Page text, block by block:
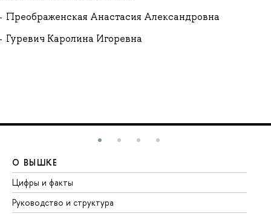
Преображенская Анастасия Александровна
Гуревич Каролина Игоревна
О ВЫШКЕ
Цифры и факты
Руководство и структура